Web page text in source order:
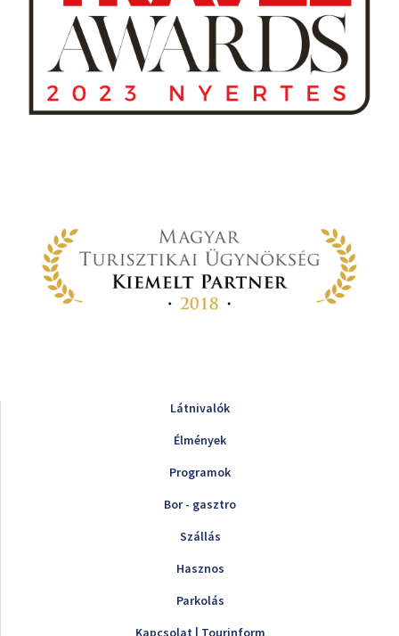
Látnivalók
Élmények
Programok
Bor - gasztro
Szállás
Hasznos
Parkolás
Kapcsolat | Tourinform